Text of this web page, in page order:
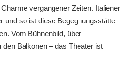
vergangener Zeiten. Italiener
und so ist diese Begegnungsstätte
Vom Bühnenbild, über
den Balkonen – das Theater ist